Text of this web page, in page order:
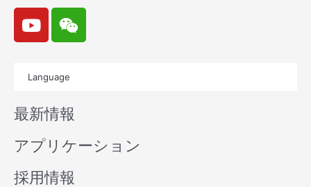
Y
o
u
b
e
W
e
i
n
Language
最新情報
アプリケーション
採用情報